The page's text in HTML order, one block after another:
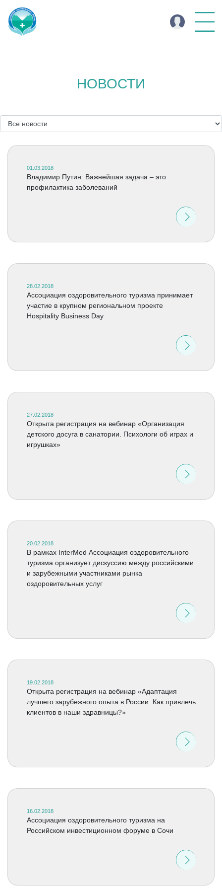
НОВОСТИ
01.03.2018
Владимир Путин: Важнейшая задача – это
профилактика заболеваний
28.02.2018
Ассоциация оздоровительного туризма принимает
участие в крупном региональном проекте
Hospitality Business Day
27.02.2018
Открыта регистрация на вебинар «Организация
детского досуга в санатории. Психологи об играх и
игрушках»
20.02.2018
В рамках InterMed Ассоциация оздоровительного
туризма организует дискуссию между российскими
и зарубежными участниками рынка
оздоровительных услуг
19.02.2018
Открыта регистрация на вебинар «Адаптация
лучшего зарубежного опыта в России. Как привлечь
клиентов в наши здравницы?»
16.02.2018
Ассоциация оздоровительного туризма на
Российском инвестиционном форуме в Сочи